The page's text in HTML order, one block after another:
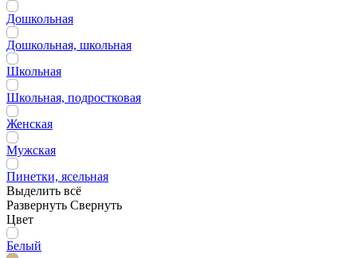
Дошкольная
Дошкольная, школьная
Школьная
Школьная, подростковая
Женская
Мужская
Пинетки, ясельная
Выделить всё
Развернуть Свернуть
Цвет
Белый